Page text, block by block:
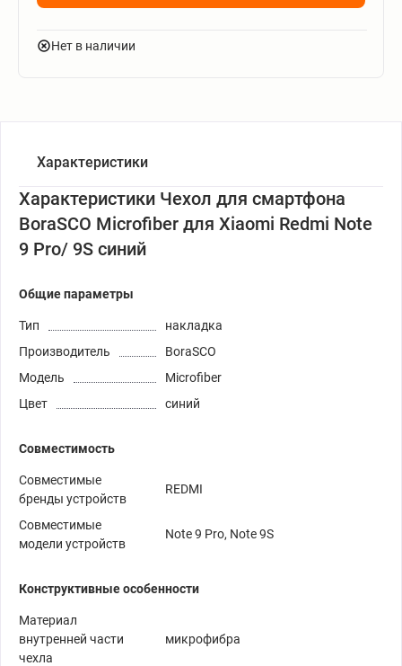
Нет в наличии
Характеристики
Характеристики Чехол для смартфона
BoraSCO Microfiber для Xiaomi Redmi Note
9 Pro/ 9S синий
Общие параметры
Тип
накладка
Производитель
BoraSCO
Модель
Microfiber
Цвет
синий
Совместимость
Совместимые
бренды устройств
REDMI
Совместимые
модели устройств
Note 9 Pro, Note 9S
Конструктивные особенности
Материал
внутренней части
чехла
микрофибра